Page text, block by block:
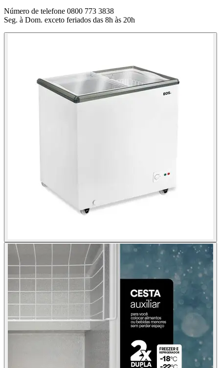
Número de telefone 0800 773 3838
Seg. à Dom. exceto feriados das 8h às 20h